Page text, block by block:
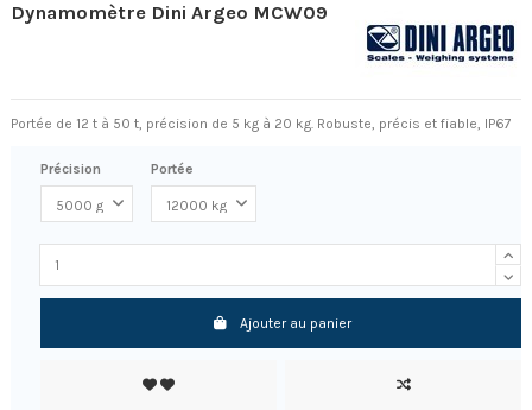
Dynamomètre Dini Argeo MCW09
Portée de 12 t à 50 t, précision de 5 kg à 20 kg. Robuste, précis et fiable, IP67
Précision Portée
Ajouter au panier